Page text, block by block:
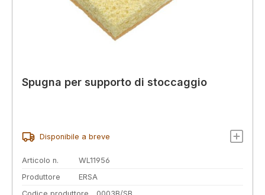
Spugna per supporto di stoccaggio
Disponibile a breve
Articolo n.
WL11956
Produttore
ERSA